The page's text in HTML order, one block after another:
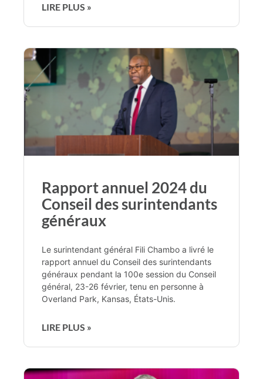
LIRE PLUS »
Rapport annuel 2024 du
Conseil des surintendants
généraux
Le surintendant général Fili Chambo a livré le
rapport annuel du Conseil des surintendants
généraux pendant la 100e session du Conseil
général, 23-26 février, tenu en personne à
Overland Park, Kansas, États-Unis.
LIRE PLUS »